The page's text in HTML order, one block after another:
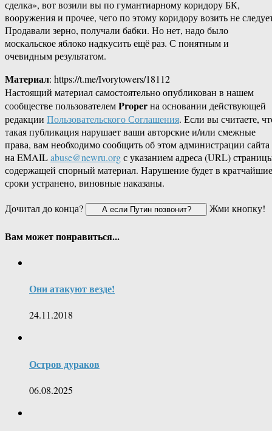
сделка», вот возили вы по гумантиарному коридору БК,
вооружения и прочее, чего по этому коридору возить не
Продавали зерно, получали бабки. Но нет, надо было
москальское яблоко надкусить ещё раз. С понятным и
очевидным результатом.
Материал: https://t.me/Ivorytowers/18112
Настоящий материал самостоятельно опубликован в нашем
сообществе пользователемProperна основании действующей
редакции Пользовательского Соглашения. Если вы считаете,
такая публикация нарушает ваши авторские и/или смежные
права, вам необходимо сообщить об этом администрации сайта
на EMAILabuse@newru.orgс указанием адреса (URL)
содержащей спорный материал. Нарушение будет в кратчайшие
сроки устранено, виновные наказаны.
Дочитал до конца?
Жми кнопку!
Вам может понравиться...
Они атакуют везде!
24.11.2018
Остров дураков
06.08.2025